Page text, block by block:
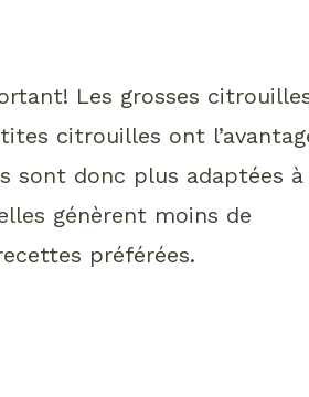
Les grosses
citrouilles ont
sont donc plus adaptées à
génèrent moins de
préférées.